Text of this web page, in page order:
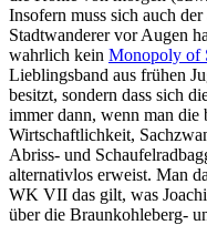
Insofern muss sich auch
Stadtwanderer vor Augen
wahrlich kein Monopoly of
Lieblingsband aus frühen
besitzt, sondern dass sich
immer dann, wenn man die
Wirtschaftlichkeit,
Abriss- und
alternativlos erweist. Man
WK VII das gilt, was
über die Braunkohleberg-